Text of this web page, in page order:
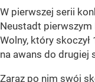
W pierwszej serii
Neustadt pierwszym
Wolny, który
na awans do drugiej
Zaraz po nim swój